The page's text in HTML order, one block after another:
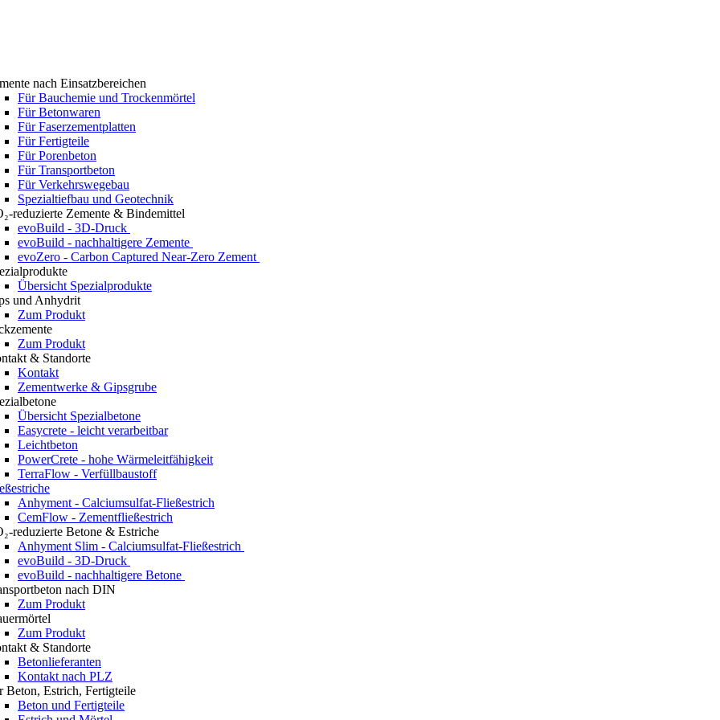
nach Einsatzbereichen
Für Bauchemie und Trockenmörtel
Für Betonwaren
Für Faserzementplatten
Für Fertigteile
Für Porenbeton
Für Transportbeton
Für Verkehrswegebau
Spezialtiefbau und Geotechnik
reduzierte Zemente & Bindemittel
evoBuild - 3D-Druck
evoBuild - nachhaltigere Zemente
evoZero - Carbon Captured Near-Zero Zement
Übersicht Spezialprodukte
und Anhydrit
Zum Produkt
Zum Produkt
& Standorte
Kontakt
Zementwerke & Gipsgrube
Übersicht Spezialbetone
Easycrete - leicht verarbeitbar
Leichtbeton
PowerCrete - hohe Wärmeleitfähigkeit
TerraFlow - Verfüllbaustoff
Anhyment - Calciumsulfat-Fließestrich
CemFlow - Zementfließestrich
reduzierte Betone & Estriche
Anhyment Slim - Calciumsulfat-Fließestrich
evoBuild - 3D-Druck
evoBuild - nachhaltigere Betone
nach DIN
Zum Produkt
Zum Produkt
& Standorte
Betonlieferanten
Kontakt nach PLZ
Beton, Estrich, Fertigteile
Beton und Fertigteile